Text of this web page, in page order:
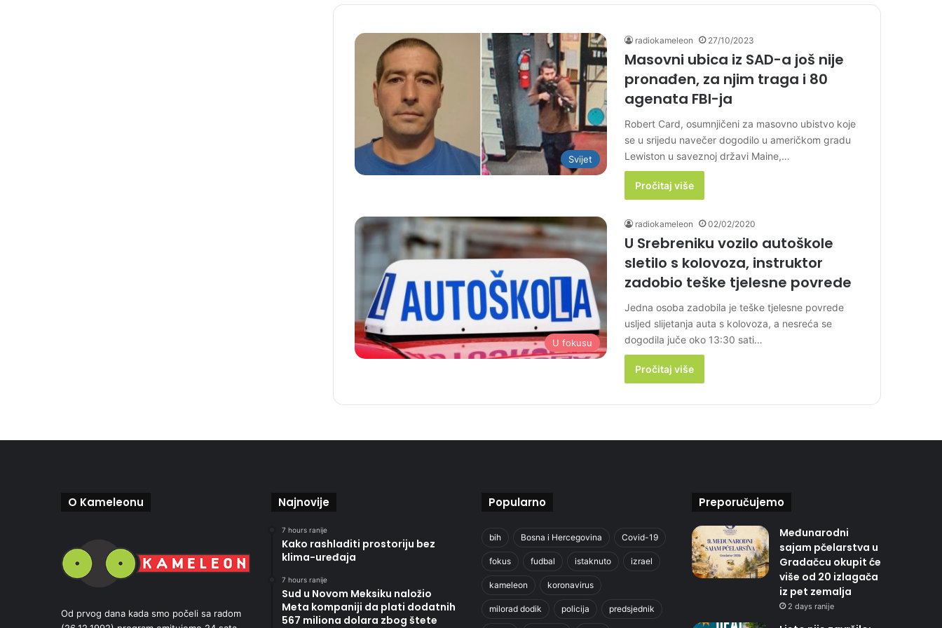
Svijet
radiokameleon 27/10/2023
Masovni ubica iz SAD-a još nije
pronađen, za njim traga i 80
agenata FBI-ja
Robert Card, osumnjičeni za masovno ubistvo koje
se u srijedu navečer dogodilo u američkom gradu
Lewiston u saveznoj državi Maine,…
Pročitaj više
U fokusu
radiokameleon 02/02/2020
U Srebreniku vozilo autoškole
sletilo s kolovoza, instruktor
zadobio teške tjelesne povrede
Jedna osoba zadobila je teške tjelesne povrede
usljed slijetanja auta s kolovoza, a nesreća se
dogodila juče oko 13:30 sati…
Pročitaj više
O Kameleonu
Od prvog dana kada smo počeli sa radom
Najnovije
7 hours ranije
Kako rashladiti prostoriju bez
klima-uređaja
7 hours ranije
Sud u Novom Meksiku naložio
Meta kompaniji da plati dodatnih
567 miliona dolara zbog štete
Popularno
bih Bosna i Hercegovina Covid-19
fokus fudbal istaknuto izrael
kameleon koronavirus
milorad dodik policija predsjednik
Preporučujemo
Međunarodni
sajam pčelarstva u
Gradačcu okupit će
više od 20 izlagača
iz pet zemalja
2 days ranije